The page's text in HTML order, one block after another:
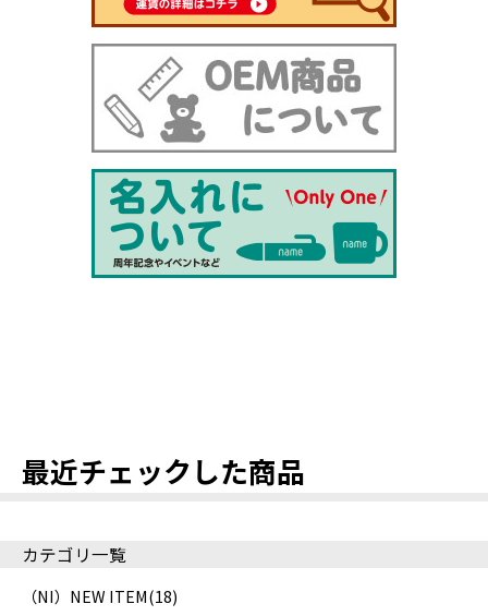
最近チェックした商品
カテゴリ一覧
（NI）NEW ITEM(18)